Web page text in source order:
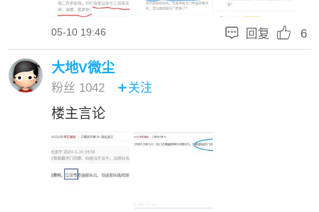
05-10 19:46  回复  6
大地V微尘
粉丝 1042 关注
楼主言论